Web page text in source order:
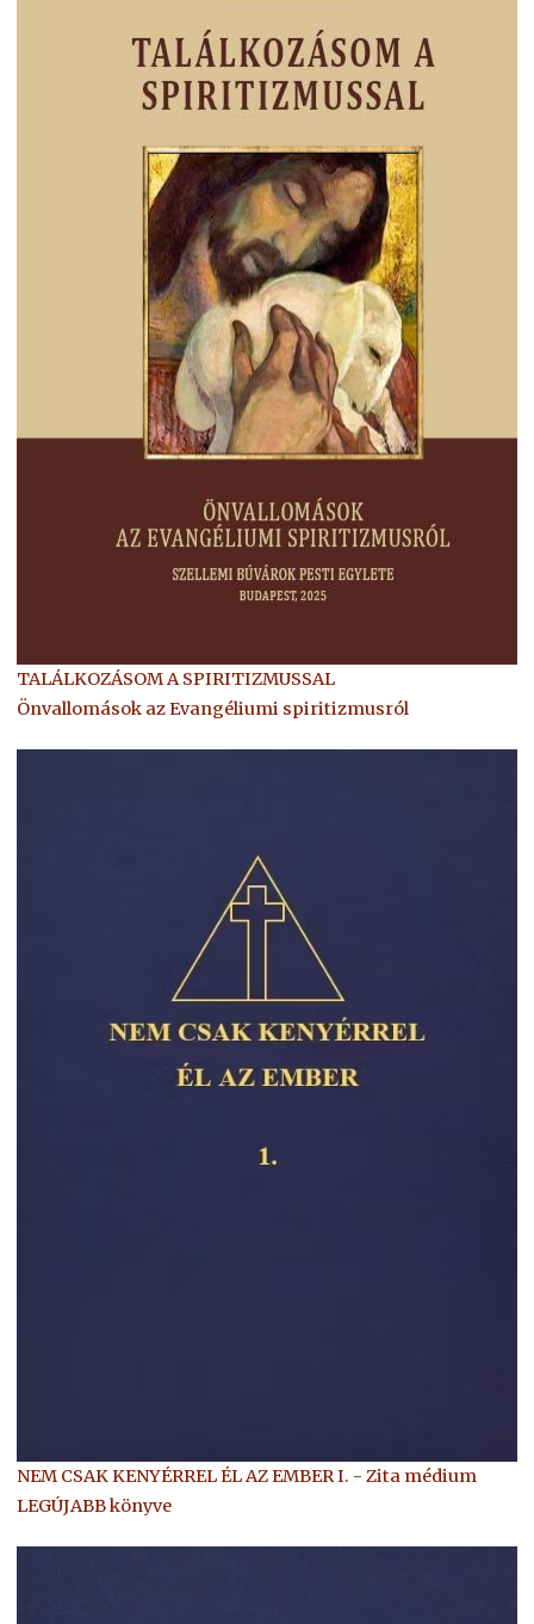
TALÁLKOZÁSOM A SPIRITIZMUSSAL
Önvallomások az Evangéliumi spiritizmusról
NEM CSAK KENYÉRREL ÉL AZ EMBER I. - Zita médium
LEGÚJABB könyve